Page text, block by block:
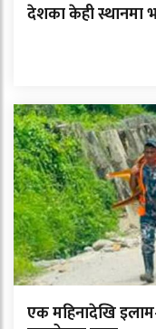
देशका केही स्थानमा
एक महिनादेखि